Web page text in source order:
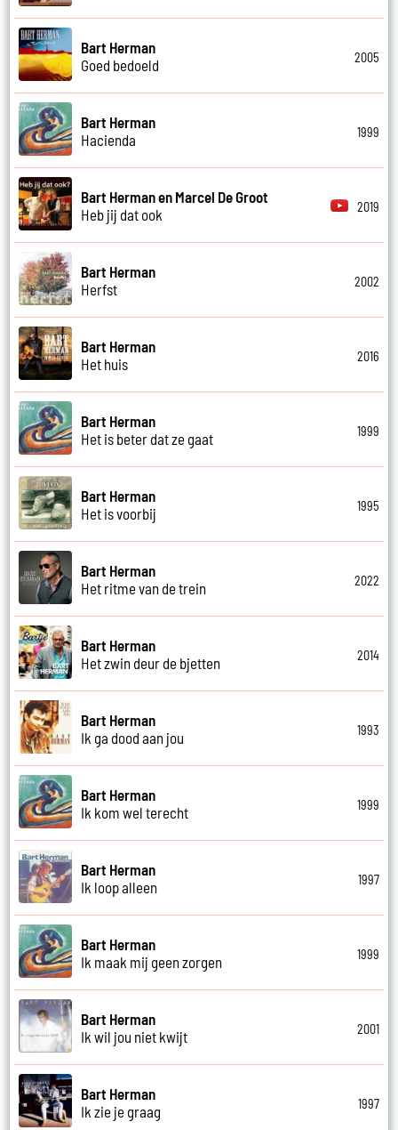
Bart Herman
Goed bedoeld
2005
Bart Herman
Hacienda
1999
Bart Herman en Marcel De Groot
Heb jij dat ook
2019
Bart Herman
Herfst
2002
Bart Herman
Het huis
2016
Bart Herman
Het is beter dat ze gaat
1999
Bart Herman
Het is voorbij
1995
Bart Herman
Het ritme van de trein
2022
Bart Herman
Het zwin deur de bjetten
2014
Bart Herman
Ik ga dood aan jou
1993
Bart Herman
Ik kom wel terecht
1999
Bart Herman
Ik loop alleen
1997
Bart Herman
Ik maak mij geen zorgen
1999
Bart Herman
Ik wil jou niet kwijt
2001
Bart Herman
Ik zie je graag
1997